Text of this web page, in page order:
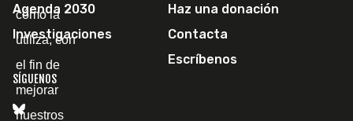
Agenda 2030
Investigaciones
Haz una donación
Contacta
Escríbenos
SÍGUENOS
cómo la
utiliza, con
el fin de
mejorar
nuestros